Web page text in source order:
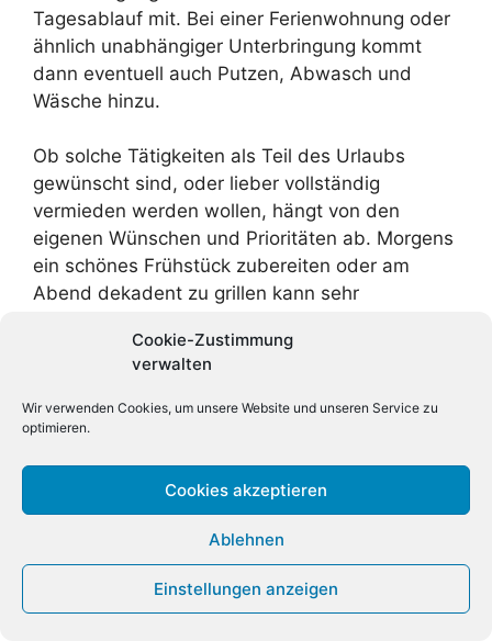
Cookie-Zustimmung
verwalten
Wir verwenden Cookies, um unsere Website und unseren Service zu
optimieren.
Cookies akzeptieren
Ablehnen
Einstellungen anzeigen
Tagesablauf mit. Bei einer Ferienwohnung oder
ähnlich unabhängiger Unterbringung kommt
dann eventuell auch Putzen, Abwasch und
Wäsche hinzu.
Ob solche Tätigkeiten als Teil des Urlaubs
gewünscht sind, oder lieber vollständig
vermieden werden wollen, hängt von den
eigenen Wünschen und Prioritäten ab. Morgens
ein schönes Frühstück zubereiten oder am
Abend dekadent zu grillen kann sehr
Fakt ist jedoch, dass dafür auf jeden Fall etwas
Zeit benötigt wird, die man nicht frei mit
anderen, bequemeren oder spaßigeren
Einkaufen gehen kann im Urlaub als sehr nervig
empfunden werden.
Etwas aufwendigere Planung